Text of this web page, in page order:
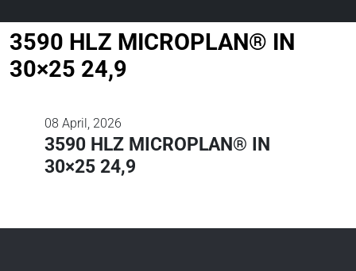
3590 HLZ MICROPLAN® IN
30×25 24,9
08 April, 2026
3590 HLZ MICROPLAN® IN
30×25 24,9